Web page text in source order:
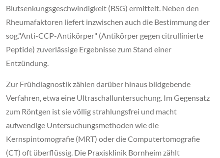
Blutsenkungsgeschwindigkeit (BSG) ermittelt. Neben den
Rheumafaktoren liefert inzwischen auch die Bestimmung der
sog."Anti-CCP-Antikörper" (Antikörper gegen citrullinierte
Peptide) zuverlässige Ergebnisse zum Stand einer
Entzündung.
Zur Frühdiagnostik zählen darüber hinaus bildgebende
Verfahren, etwa eine Ultraschalluntersuchung. Im Gegensatz
zum Röntgen ist sie völlig strahlungsfrei und macht
aufwendige Untersuchungsmethoden wie die
Kernspintomografie (MRT) oder die Computertomografie
(CT) oft überflüssig. Die Praxisklinik Bornheim zählt